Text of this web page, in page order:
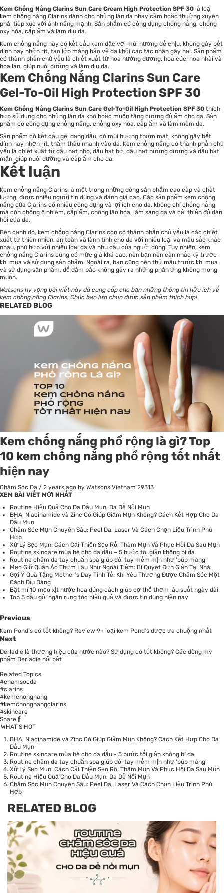
Kem Chống Nắng Clarins Sun Care Cream High Protection SPF 30 là loại
kem chống nắng Clarins dành cho những làn da nhạy cảm hoặc thường xuyên
phải tiếp xúc với ánh nắng mạnh. Sản phẩm có công dụng chống nắng, chống
oxy hóa, cấp ẩm và làm dịu da.
Kem chống nắng này có kết cấu kem đặc với mùi hương dễ chịu, không gây bết
dính hay nhờn rít, tạo lớp màng bảo vệ da khỏi các tác nhân gây hại. Sản phẩm
có thành phần chủ yếu là chiết xuất từ hoa hướng dương, hoa cúc, hoa nhài và
hoa lan, giúp nuôi dưỡng và làm dịu da.
Kem Chống Nắng Clarins Sun Care
Gel-To-Oil High Protection SPF 30
Kem Chống Nắng Clarins Sun Care Gel-To-Oil High Protection SPF 30 thích
hợp sử dụng cho những làn da khô hoặc muốn tăng cường độ ẩm cho da. Sản
phẩm có công dụng chống nắng, chống oxy hóa, cấp ẩm và làm mềm da.
Sản phẩm có kết cấu gel dạng dầu, có mùi hương thơm mát, không gây bết
dính hay nhờn rít, thẩm thấu nhanh vào da. Kem chống nắng có thành phần chủ
yếu là chiết xuất từ dầu hạt nho, dầu hạt bơ, dầu hạt hướng dương và dầu hạt
mận, giúp nuôi dưỡng và cấp ẩm cho da.
Kết luận
Kem chống nắng Clarins là một trong những dòng sản phẩm cao cấp và chất
lượng, được nhiều người tin dùng và đánh giá cao. Các sản phẩm kem chống
nắng của Clarins có nhiều công dụng và lợi ích cho da, không chỉ chống nắng
mà còn chống ô nhiễm, cấp ẩm, chống lão hóa, làm sáng da và cải thiện độ đàn
hồi của da.
Bên cạnh đó, kem chống nắng Clarins còn có thành phần chủ yếu là các chiết
xuất từ thiên nhiên, an toàn và lành tính cho da với nhiều loại và màu sắc khác
nhau, phù hợp với nhiều loại da và nhu cầu của người dùng. Tuy nhiên, kem
chống nắng Clarins cũng có mức giá khá cao, nên bạn nên cân nhắc kỹ trước
khi mua và sử dụng sản phẩm. Ngoài ra, bạn cũng nên thử mẫu trước khi mua
và sử dụng sản phẩm, để đảm bảo không gây ra những phản ứng không mong
muốn.
Watsons hy vọng bài viết này đã cung cấp cho bạn những thông tin hữu ích về
kem chống nắng Clarins. Chúc bạn lựa chọn được sản phẩm thích hợp!
RELATED BLOG
Kem chống nắng phổ rộng là gì? Top
10 kem chống nắng phổ rộng tốt nhất
hiện nay
Chăm Sóc Da / 2 years ago by Watsons Vietnam 29313
XEM BÀI VIẾT MỚI NHẤT
Routine Hiệu Quả Cho Da Dầu Mụn, Da Dễ Nổi Mụn
BHA, Niacinamide và Zinc Có Giúp Giảm Mụn Không? Cách Kết Hợp Cho Da
Dầu Mụn
Chăm Sóc Mụn Chuyên Sâu: Peel Da, Laser Và Cách Chọn Liệu Trình Phù
Hợp
Xử Lý Sẹo Mụn: Cách Cải Thiện Sẹo Rỗ, Thâm Mụn Và Phục Hồi Da Sau Mụn
Routine skincare mùa hè cho da dầu – 5 bước tối giản không bí da
Routine chăm da tay chuẩn spa giúp đôi tay mềm mịn như ‘búp măng’
Mẹo Giữ Quần Áo Thơm Lâu Như Ngoài Tiệm: Bí Quyết Đơn Giản Tại Nhà
Gợi Ý Quà Tặng Mother’s Day Tinh Tế: Khi Yêu Thương Được Chăm Sóc Một
Cách Dịu Dàng
Bật mí 10 mẹo xịt nước hoa đúng cách giúp cơ thể thơm lâu suốt ngày dài
Top 5 dầu gội ngăn rụng tóc hiệu quả và được tin dùng hiện nay
Previous
Kem Pond’s có tốt không? Review 9+ loại kem Pond’s được ưa chuộng nhất
Next
Derladie là thương hiệu của nước nào? Sử dụng có tốt không? Các dòng mỹ
phẩm Derladie nổi bật
Related Topics
#chamsocda
#clarins
#kemchongnang
#kemchongnangclarins
#skincare
Share
WHAT’S HOT
BHA, Niacinamide và Zinc Có Giúp Giảm Mụn Không? Cách Kết Hợp Cho Da
Dầu Mụn
Routine skincare mùa hè cho da dầu - 5 bước tối giản không bí da
Routine chăm da tay chuẩn spa giúp đôi tay mềm mịn như ‘búp măng’
Xử Lý Sẹo Mụn: Cách Cải Thiện Sẹo Rỗ, Thâm Mụn Và Phục Hồi Da Sau Mụn
Routine Hiệu Quả Cho Da Dầu Mụn, Da Dễ Nổi Mụn
Chăm Sóc Mụn Chuyên Sâu: Peel Da, Laser Và Cách Chọn Liệu Trình Phù
Hợp
RELATED BLOG